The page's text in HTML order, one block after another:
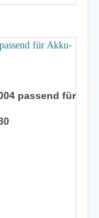
passend für